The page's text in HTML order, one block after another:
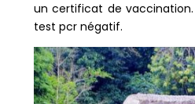
un certificat de vaccination.
test pcr négatif.